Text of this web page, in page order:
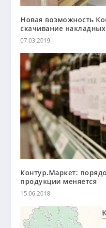
Новая возможность
скачивание
07.03.2019
Контур.Маркет:
продукции меняется
15.06.2018